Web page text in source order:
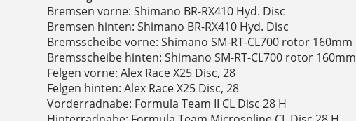
Bremsen vorne: Shimano BR-RX410 Hyd. Disc
Bremsen hinten: Shimano BR-RX410 Hyd. Disc
Bremsscheibe vorne: Shimano SM-RT-CL700 rotor 160mm
Bremsscheibe hinten: Shimano SM-RT-CL700 rotor 160mm
Felgen vorne: Alex Race X25 Disc, 28
Felgen hinten: Alex Race X25 Disc, 28
Vorderradnabe: Formula Team II CL Disc 28 H